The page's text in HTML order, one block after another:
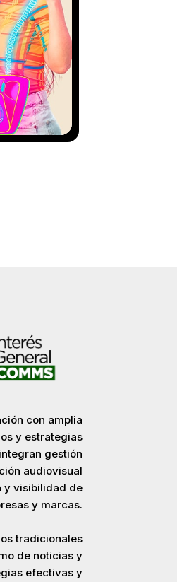
con amplia
y estrategias
gestión
audiovisual
y visibilidad de
y marcas.
tradicionales
de noticias y
efectivas y